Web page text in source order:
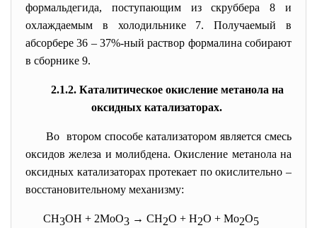
формальдегида, поступающим из скруббера 8 и
охлаждаемым в холодильнике 7. Получаемый в
абсорбере 36 – 37%-ный раствор формалина собирают
в сборнике 9.
2.1.2. Каталитическое окисление метанола на
оксидных катализаторах.
Во втором способе катализатором является смесь
оксидов железа и молибдена. Окисление метанола на
оксидных катализаторах протекает по окислительно –
восстановительному механизму:
СН3ОН + 2МоО3 → СН2О + Н2О + Мо2О5